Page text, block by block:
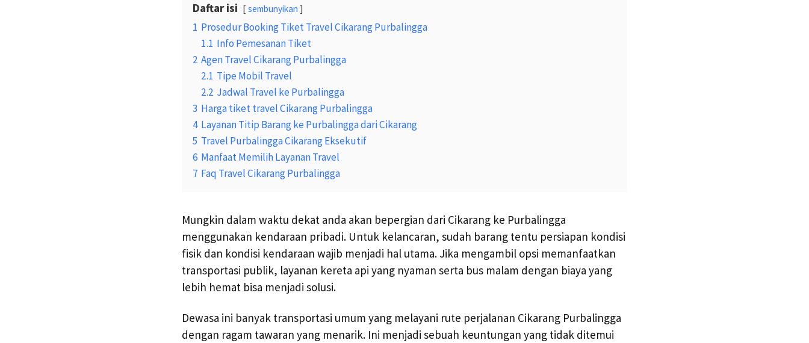
Daftar isi sembunyikan
1 Prosedur Booking Tiket Travel Cikarang Purbalingga
1.1 Info Pemesanan Tiket
2 Agen Travel Cikarang Purbalingga
2.1 Tipe Mobil Travel
2.2 Jadwal Travel ke Purbalingga
3 Harga tiket travel Cikarang Purbalingga
4 Layanan Titip Barang ke Purbalingga dari Cikarang
5 Travel Purbalingga Cikarang Eksekutif
6 Manfaat Memilih Layanan Travel
7 Faq Travel Cikarang Purbalingga
Mungkin dalam waktu dekat anda akan bepergian dari Cikarang ke Purbalingga
menggunakan kendaraan pribadi. Untuk kelancaran, sudah barang tentu persiapan kondisi
fisik dan kondisi kendaraan wajib menjadi hal utama. Jika mengambil opsi memanfaatkan
transportasi publik, layanan kereta api yang nyaman serta bus malam dengan biaya yang
lebih hemat bisa menjadi solusi.
Dewasa ini banyak transportasi umum yang melayani rute perjalanan Cikarang Purbalingga
dengan ragam tawaran yang menarik. Ini menjadi sebuah keuntungan yang tidak ditemui